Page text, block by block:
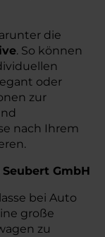
die
. So können
oder
zur
nach Ihrem
GmbH
bei Auto
große
zu